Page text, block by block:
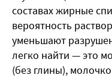
составах жирные
вероятность
уменьшают
легко найти — это
(без глины),